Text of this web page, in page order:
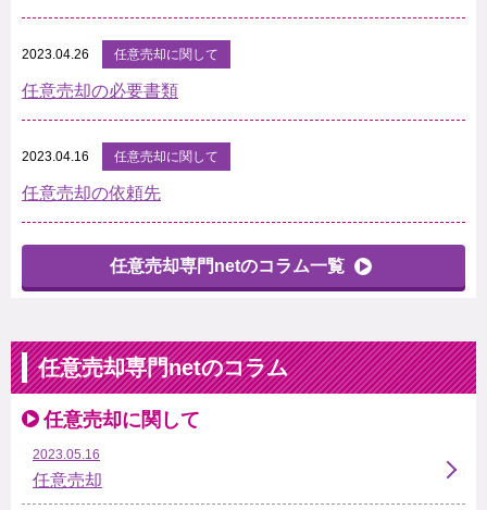
2023.04.26 任意売却に関して
任意売却の必要書類
2023.04.16 任意売却に関して
任意売却の依頼先
任意売却専門netのコラム一覧
任意売却専門netのコラム
任意売却に関して
2023.05.16
任意売却